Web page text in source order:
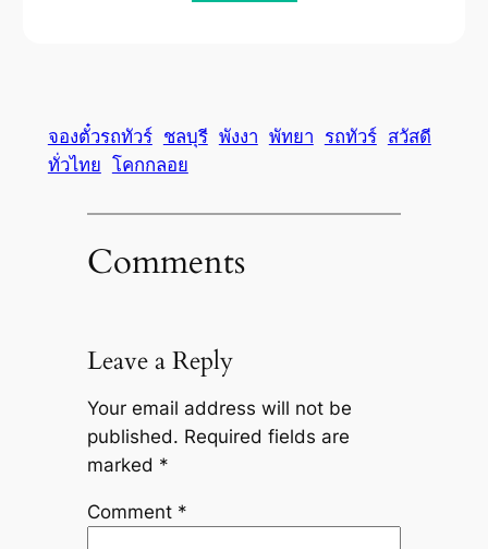
จองตั๋วรถทัวร์ ชลบุรี พังงา พัทยา รถทัวร์ สวัสดี
ทั่วไทย โคกกลอย
Comments
Leave a Reply
Your email address will not be
published. Required fields are
marked *
Comment *